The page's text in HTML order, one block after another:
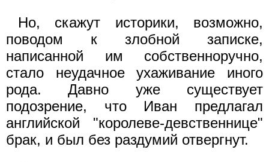
Но, скажут историки, возможно,
поводом к злобной записке,
написанной им собственноручно,
стало неудачное ухаживание иного
рода. Давно уже существует
подозрение, что Иван предлагал
английской "королеве-девственнице"
брак, и был без раздумий отвергнут.